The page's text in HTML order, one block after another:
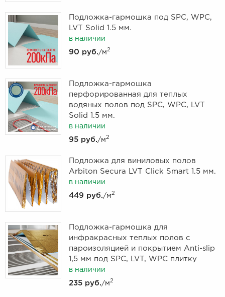
Подложка-гармошка под SPC, WPC,
LVT Solid 1.5 мм.
в наличии
90 руб./м2
Подложка-гармошка
перфорированная для теплых
водяных полов под SPC, WPC, LVT
Solid 1.5 мм.
в наличии
95 руб./м2
Подложка для виниловых полов
Arbiton Secura LVT Click Smart 1.5 мм.
в наличии
449 руб. /м2
Подложка-гармошка для
инфракрасных теплых полов с
пароизоляцией и покрытием Anti-slip
1,5 мм под SPC, LVT, WPC плитку
в наличии
235 руб. /м2